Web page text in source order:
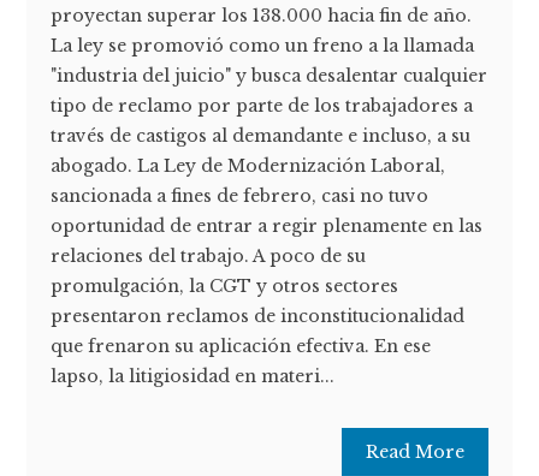
proyectan superar los 138.000 hacia fin de año.
La ley se promovió como un freno a la llamada
"industria del juicio" y busca desalentar cualquier
tipo de reclamo por parte de los trabajadores a
través de castigos al demandante e incluso, a su
abogado. La Ley de Modernización Laboral,
sancionada a fines de febrero, casi no tuvo
oportunidad de entrar a regir plenamente en las
relaciones del trabajo. A poco de su
promulgación, la CGT y otros sectores
presentaron reclamos de inconstitucionalidad
que frenaron su aplicación efectiva. En ese
lapso, la litigiosidad en materi...
Read More